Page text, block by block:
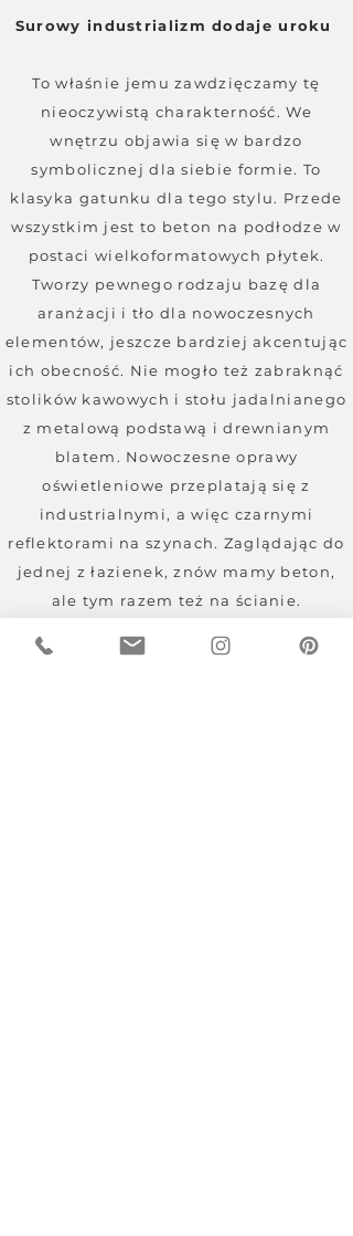
Surowy industrializm dodaje uroku
To właśnie jemu zawdzięczamy tę
nieoczywistą charakterność. We
wnętrzu objawia się w bardzo
symbolicznej dla siebie formie. To
klasyka gatunku dla tego stylu. Przede
wszystkim jest to beton na podłodze w
postaci wielkoformatowych płytek.
Tworzy pewnego rodzaju bazę dla
aranżacji i tło dla nowoczesnych
elementów, jeszcze bardziej akcentując
ich obecność. Nie mogło też zabraknąć
stolików kawowych i stołu jadalnianego
z metalową podstawą i drewnianym
blatem. Nowoczesne oprawy
oświetleniowe przeplatają się z
industrialnymi, a więc czarnymi
reflektorami na szynach. Zaglądając do
jednej z łazienek, znów mamy beton,
ale tym razem też na ścianie.
czarnej armatury o matowym